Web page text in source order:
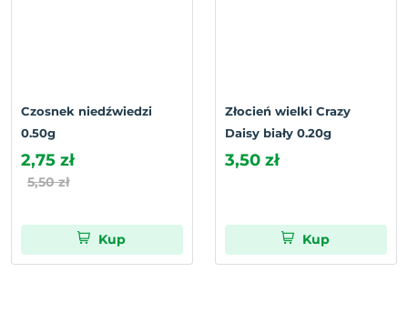
Czosnek niedźwiedzi
0.50g
2,75 zł
5,50 zł
Kup
Złocień wielki Crazy
Daisy biały 0.20g
3,50 zł
Kup